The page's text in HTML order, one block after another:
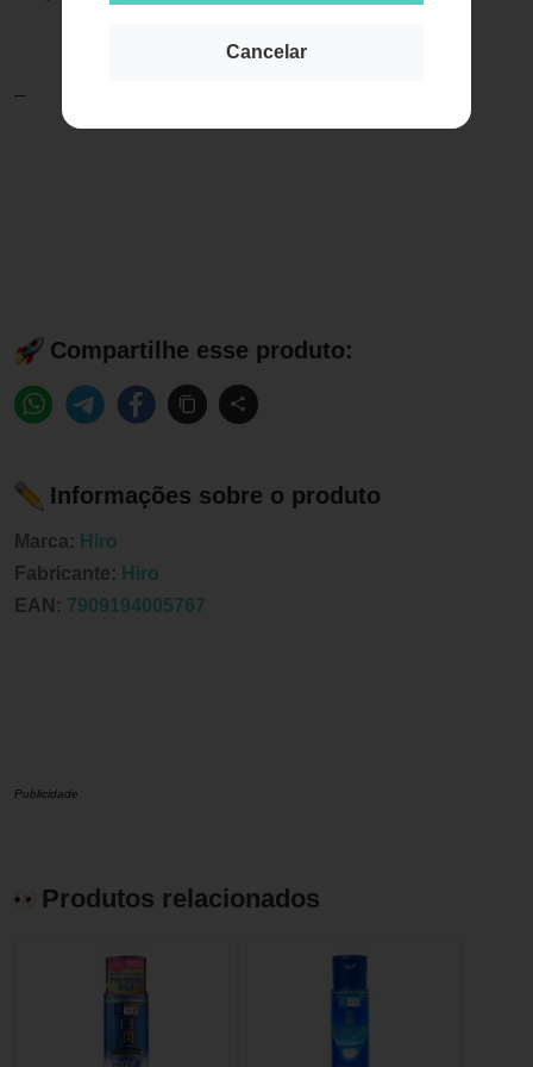
Cancelar
Compartilhe esse produto:
Informações sobre o produto
Marca: Hiro
Fabricante: Hiro
EAN: 7909194005767
Publicidade
Produtos relacionados